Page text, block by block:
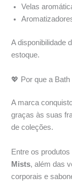
Velas
A disponibilidade
estoque.
💖 Por que a
A marca
graças às suas
de coleções.
Entre os
Mists, além das
corporais e